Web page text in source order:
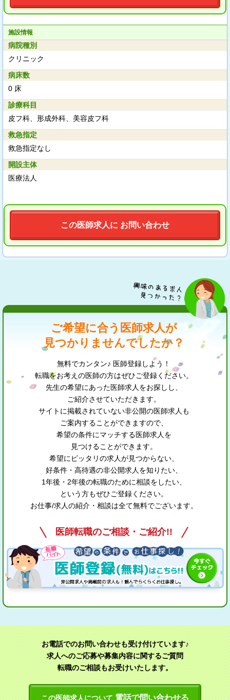
施設情報
病院種別
クリニック
病床数
0 床
診療科目
皮フ科、形成外科、美容皮フ科
救急指定
救急指定なし
開設主体
医療法人
この医師求人に お問い合わせ
ご希望に合う医師求人が
見つかりませんでしたか？
無料でカンタン♪ 医師登録しよう！
転職をお考えの医師の方はぜひご登録ください。
先生の希望にあった医師求人をお探しし、
ご紹介させていただきます。
サイトに掲載されていない非公開の医師求人も
ご案内することができますので、
希望の条件にマッチする医師求人を
見つけることができます。
希望にピッタリの求人が見つからない、
好条件・高待遇の非公開求人を知りたい、
1年後・2年後の転職のために相談をしたい、
という方もぜひご登録ください。
お仕事/求人の紹介・相談は全て無料でございます。
医師転職のご相談・ご紹介!!
お電話でのお問い合わせも受け付けています♪
求人へのご応募や募集内容に関するご質問
転職のご相談もお受けいたします。
この医師求人について 電話で問い合わせる